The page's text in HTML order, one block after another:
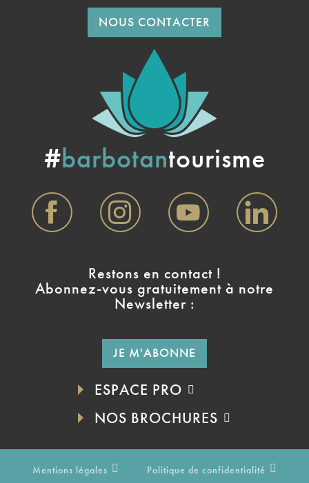
NOUS CONTACTER
#barbotantourisme
Restons en contact !
Abonnez-vous gratuitement à notre
Newsletter :
JE M'ABONNE
ESPACE PRO
NOS BROCHURES
Mentions légales Politique de confidentialité